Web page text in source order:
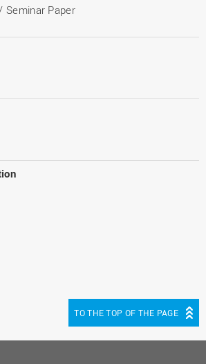
Seminar Paper
TO THE TOP OF THE PAGE